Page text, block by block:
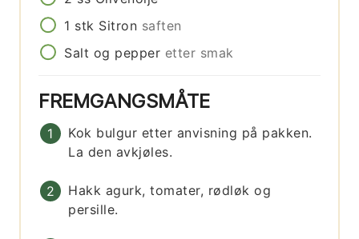
1 stk Sitron saften
Salt og pepper etter smak
FREMGANGSMÅTE
Kok bulgur etter anvisning på pakken.
La den avkjøles.
Hakk agurk, tomater, rødløk og
persille.